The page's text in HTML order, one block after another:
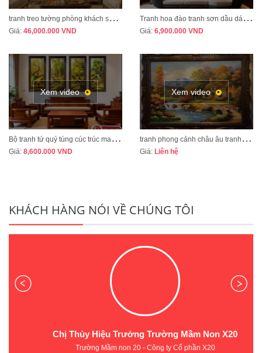
t
ranh treo tường phòng khách sang trọng phong cách tân cổ điển mã CD02
Giá: 46,000.000 VND
T
ranh hoa đào tranh sơn dầu dát vàng vẽ thủ công MÃ HD07
Giá: 6,900.000 VND
Xem video
B
ộ tranh tứ quý tùng cúc trúc mai tranh bốn mùa xuân hạ thu đông mã TQ13A
Giá: 8,600.000 VND
Xem video
t
ranh phong cảnh châu âu tranh sơn dầu cao cấp mã CA01
Giá: Liên hệ
KHÁCH HÀNG NÓI VỀ CHÚNG TÔI
Chị Thủy Hiệu Trưởng Trường Mầm Non X20
Trường Mầm non 20 - Công ty Cổ phần X20